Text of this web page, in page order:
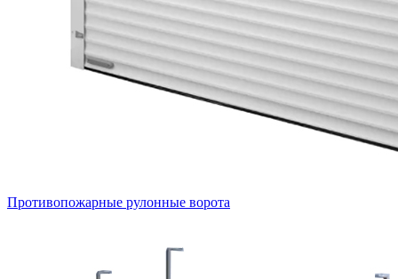
Противопожарные рулонные ворота